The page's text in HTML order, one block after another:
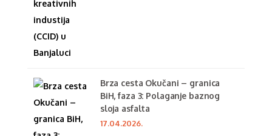
Brza cesta Okučani – granica
BiH, faza 3: Polaganje baznog
sloja asfalta
17.04.2026.